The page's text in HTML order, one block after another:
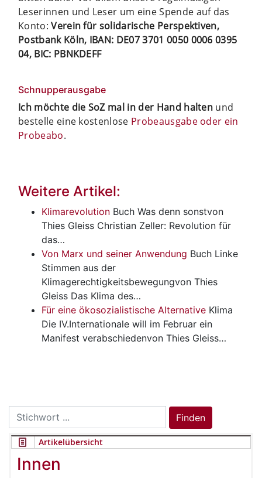
Leserinnen und Leser um eine Spende auf das
Konto:Verein für solidarische Perspektiven,
Postbank Köln, IBAN: DE07 3701 0050 0006 0395
04, BIC: PBNKDEFF
Schnupperausgabe
Ich möchte die SoZ mal in der Hand halten und
bestelle eine kostenlose Probeausgabe oder ein
Probeabo.
Weitere Artikel:
Klimarevolution Buch Was denn sonstvon
Thies Gleiss Christian Zeller: Revolution für
das…
Von Marx und seiner Anwendung Buch Linke
Stimmen aus der
Klimagerechtigkeitsbewegungvon Thies
Gleiss Das Klima des…
Für eine ökosozialistische Alternative Klima
Die IV.Internationale will im Februar ein
Manifest verabschiedenvon Thies Gleiss…
Search
for:
Finden
Artikelübersicht
Innen